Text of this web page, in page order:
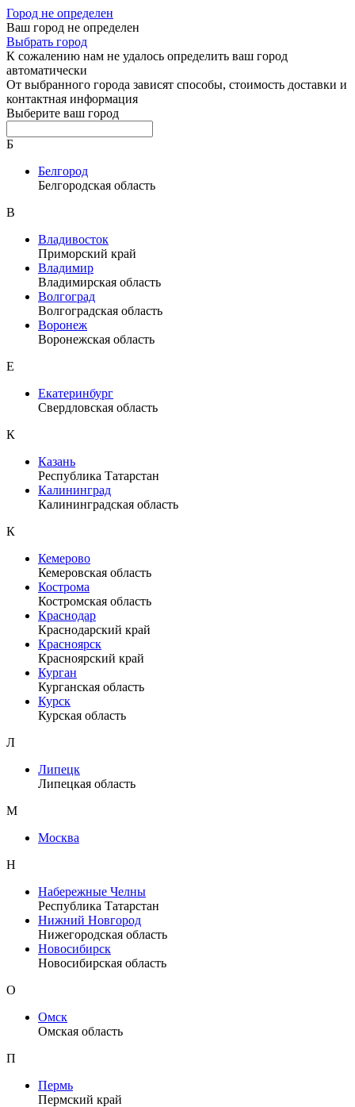
Город не определен
Ваш город не определен
Выбрать город
К сожалению нам не удалось определить ваш город
автоматически
От выбранного города зависят способы, стоимость доставки и
контактная информация
Выберите ваш город
Б
Белгород
Белгородская область
В
Владивосток
Приморский край
Владимир
Владимирская область
Волгоград
Волгоградская область
Воронеж
Воронежская область
Е
Екатеринбург
Свердловская область
К
Казань
Республика Татарстан
Калининград
Калининградская область
К
Кемерово
Кемеровская область
Кострома
Костромская область
Краснодар
Краснодарский край
Красноярск
Красноярский край
Курган
Курганская область
Курск
Курская область
Л
Липецк
Липецкая область
М
Москва
Н
Набережные Челны
Республика Татарстан
Нижний Новгород
Нижегородская область
Новосибирск
Новосибирская область
О
Омск
Омская область
П
Пермь
Пермский край